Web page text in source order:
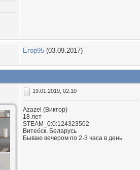
Егор95 (03.09.2017)
19.01.2019, 02:10
Azazel (Виктор)
18 лет
STEAM_0:0:124323502
Витебск, Беларусь
Бываю вечером по 2-3 часа в день